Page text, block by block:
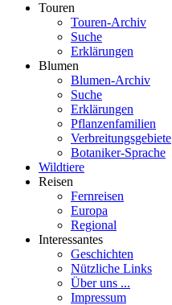
Touren
Touren-Archiv
Suche
Erklärungen
Blumen
Blumen-Archiv
Suche
Erklärungen
Pflanzenfamilien
Verbreitungsgebiete
Botaniker-Sprache
Wildtiere
Reisen
Fernreisen
Europa
Regional
Interessantes
Geschichten
Nützliche Links
Über uns ...
Impressum